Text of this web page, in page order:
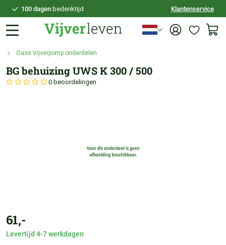
100 dagen bedenktijd
achteraf betalen
Klantenservice
Oase Vijverpomp onderdelen
BG behuizing UWS K 300 / 500
0 beoordelingen
61,-
Levertijd 4-7 werkdagen